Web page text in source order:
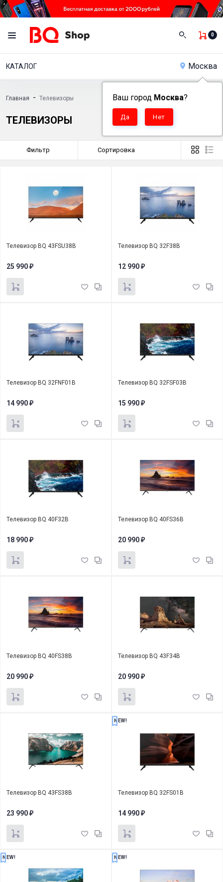
0
КАТАЛОГ Москва
Ваш город Москва?
Главная - Телевизоры
ТЕЛЕВИЗОРЫ
Фильтр Сортировка
Телевизор BQ 43FSU38B
25 990 ₽
Телевизор BQ 32F38B
12 990 ₽
Телевизор BQ 32FNF01B
14 990 ₽
Телевизор BQ 32FSF03B
15 990 ₽
Телевизор BQ 40F32B
18 990 ₽
Телевизор BQ 40FS36B
20 990 ₽
Телевизор BQ 40FS38B
20 990 ₽
Телевизор BQ 43F34B
20 990 ₽
Телевизор BQ 43FS38B
23 990 ₽
NEW!
Телевизор BQ 32FS01B
14 990 ₽
NEW! NEW!